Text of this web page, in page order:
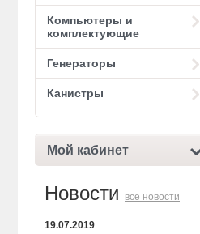
Компьютеры и
комплектующие
Генераторы
Канистры
Мой кабинет
Новости все новости
19.07.2019